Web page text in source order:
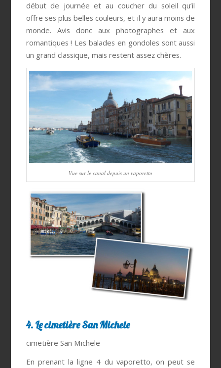
début de journée et au coucher du soleil qu’il
offre ses plus belles couleurs, et il y aura moins de
monde. Avis donc aux photographes et aux
romantiques ! Les balades en gondoles sont aussi
un grand classique, mais restent assez chères.
Vue sur le canal depuis un vaporetto
4. Le cimetière San Michele
cimetière San Michele
En prenant la ligne 4 du vaporetto, on peut se